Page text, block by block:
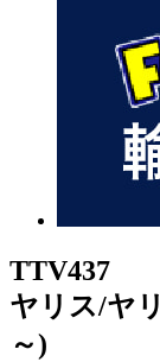
TTV437
ヤリス/ヤ
～)